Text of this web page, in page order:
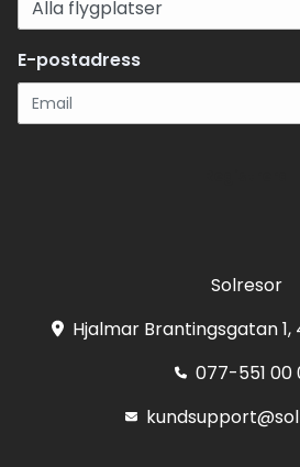
E-postadress
Solresor
Hjalmar Brantingsgatan
077-551 00